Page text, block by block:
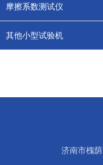
摩擦系数测试仪
其他小型试验机
济南市槐